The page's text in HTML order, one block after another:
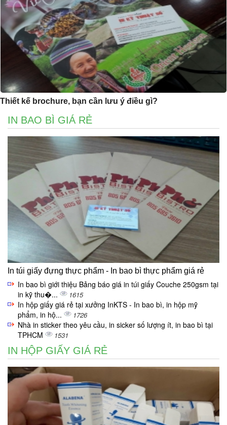
Thiết kế brochure, bạn cần lưu ý điều gì?
IN BAO BÌ GIÁ RẺ
In túi giấy đựng thực phẩm - In bao bì thực phẩm giá rẻ
In bao bì giới thiệu Bảng báo giá in túi giấy Couche 250gsm tại
in kỹ thu�...
1615
In hộp giấy giá rẻ tại xưởng InKTS - In bao bì, in hộp mỹ
phẩm, in hộ...
1726
Nhà in sticker theo yêu cầu, in sicker số lượng ít, in bao bì tại
TPHCM
1531
IN HỘP GIẤY GIÁ RẺ